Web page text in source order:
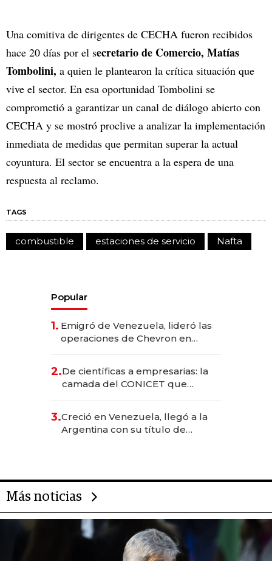
Una comitiva de dirigentes de CECHA fueron recibidos
hace 20 días por el secretario de Comercio, Matías
Tombolini, a quien le plantearon la crítica situación que
vive el sector. En esa oportunidad Tombolini se
comprometió a garantizar un canal de diálogo abierto con
CECHA y se mostró proclive a analizar la implementación
inmediata de medidas que permitan superar la actual
coyuntura. El sector se encuentra a la espera de una
respuesta al reclamo.
TAGS
combustible estaciones de servicio Nafta
Popular
1. Emigró de Venezuela, lideró las
operaciones de Chevron en
2.De científicas a empresarias: la
camada del CONICET que
3.Creció en Venezuela, llegó a la
Argentina con su título de
Más noticias